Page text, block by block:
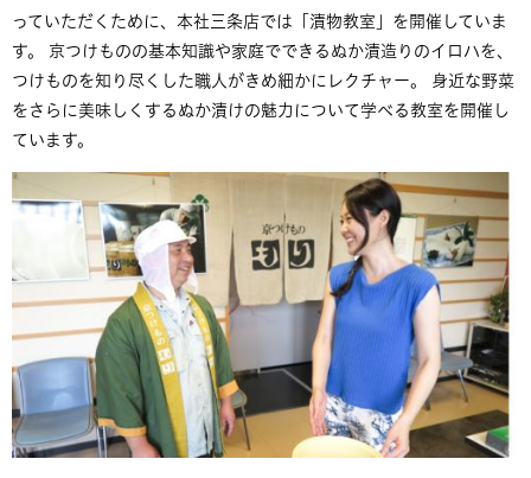
っていただくために、本社三条店では「漬物教室」を開催していま
す。 京つけものの基本知識や家庭でできるぬか漬造りのイロハを、
つけものを知り尽くした職人がきめ細かにレクチャー。 身近な野菜
をさらに美味しくするぬか漬けの魅力について学べる教室を開催し
ています。